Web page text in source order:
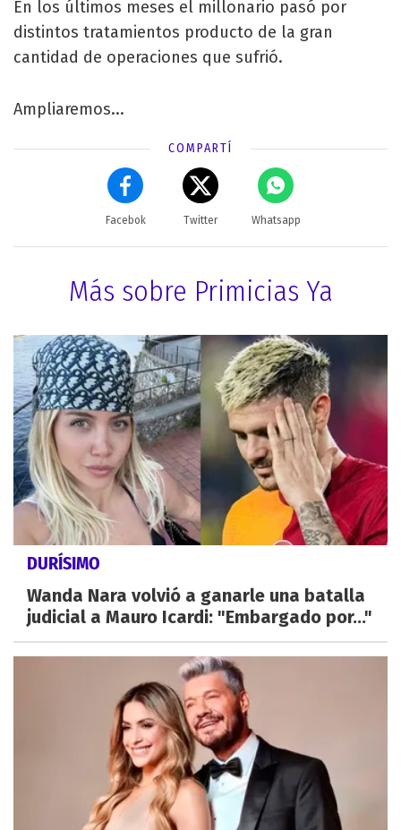
En los últimos meses el millonario pasó por
distintos tratamientos producto de la gran
cantidad de operaciones que sufrió.
Ampliaremos...
COMPARTÍ
Facebok Twitter Whatsapp
Más sobre Primicias Ya
DURÍSIMO
Wanda Nara volvió a ganarle una batalla
judicial a Mauro Icardi: "Embargado por..."